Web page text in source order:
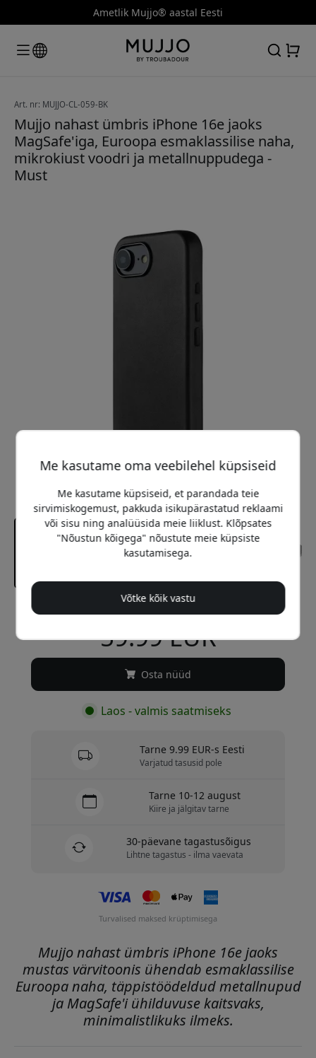
Ametlik Mujjo® aastal Eesti
Art. nr: MUJJO-CL-059-BK
Mujjo nahast ümbris iPhone 16e jaoks
MagSafe'iga, Euroopa esmaklassilise naha,
mikrokiust voodri ja metallnuppudega -
Must
Soovitatav hind
59.99 EUR
Osta nüüd
Laos - valmis saatmiseks
Tarne 9.99 EUR-s Eesti
Varjatud tasusid pole
Tarne 10-12 august
Kiire ja jälgitav tarne
30-päevane tagastusõigus
Lihtne tagastus - ilma vaevata
Turvalised maksed krüptimisega
Mujjo nahast ümbris iPhone 16e jaoks
mustas värvitoonis ühendab esmaklassilise
Euroopa naha, täppistöödeldud metallnupud
ja MagSafe'i ühilduvuse kaitsvaks,
minimalistlikuks ilmeks.
Me kasutame oma veebilehel küpsiseid
Me kasutame küpsiseid, et parandada teie
sirvimiskogemust, pakkuda isikupärastatud reklaami
või sisu ning analüüsida meie liiklust. Klõpsates
"Nõustun kõigega" nõustute meie küpsiste
kasutamisega.
Võtke kõik vastu